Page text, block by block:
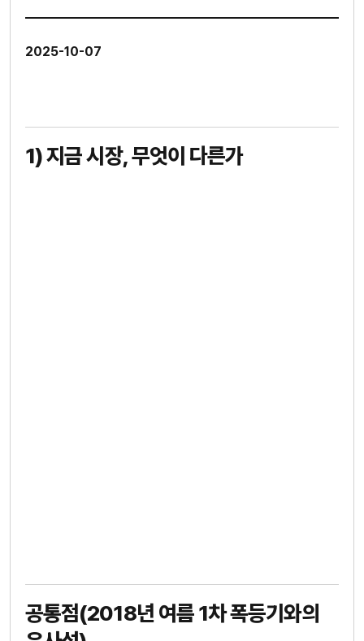
2025-10-07
1) 지금 시장, 무엇이 다른가
공통점(2018년 여름 1차 폭등기와의